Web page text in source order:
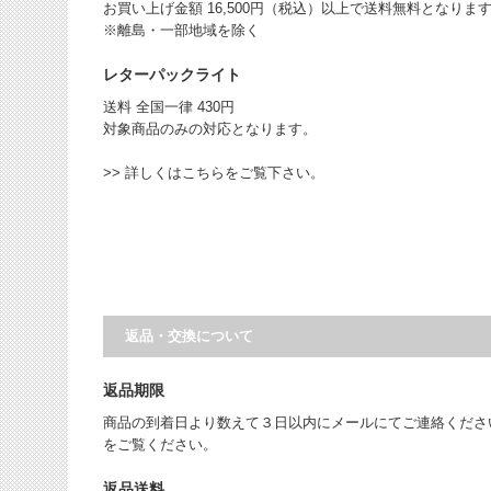
お買い上げ金額 16,500円（税込）以上で送料無料となりま
※離島・一部地域を除く
レターパックライト
送料 全国一律 430円
対象商品のみの対応となります。
>> 詳しくはこちらをご覧下さい。
返品・交換について
返品期限
商品の到着日より数えて３日以内にメールにてご連絡くだ
をご覧ください。